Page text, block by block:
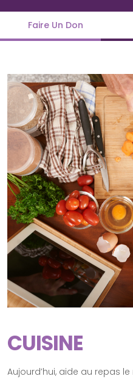
Faire Un Don
CUISINE
Aujourd’hui, aide au repas